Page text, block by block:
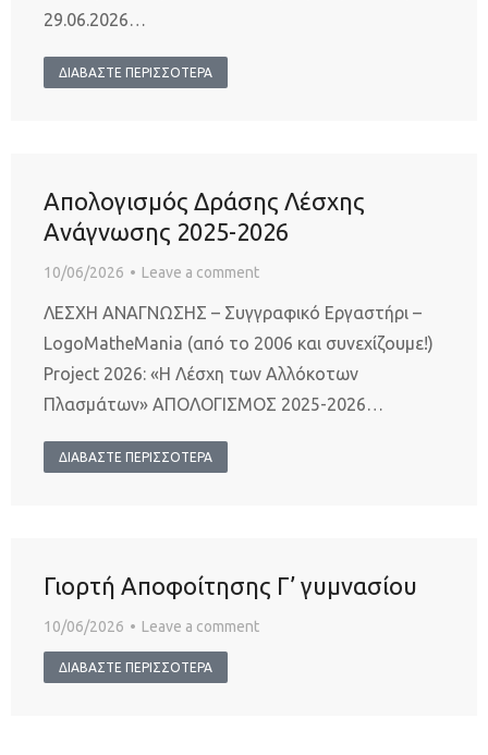
29.06.2026…
ΔΙΑΒΑΣΤΕ ΠΕΡΙΣΣΟΤΕΡΑ
Απολογισμός Δράσης Λέσχης
Ανάγνωσης 2025-2026
10/06/2026 Leave a comment
ΛΕΣΧΗ ΑΝΑΓΝΩΣΗΣ – Συγγραφικό Εργαστήρι –
LogoMatheMania (από το 2006 και συνεχίζουμε!)
Project 2026: «Η Λέσχη των Αλλόκοτων
Πλασμάτων» ΑΠΟΛΟΓΙΣΜΟΣ 2025-2026…
ΔΙΑΒΑΣΤΕ ΠΕΡΙΣΣΟΤΕΡΑ
Γιορτή Αποφοίτησης Γ’ γυμνασίου
10/06/2026 Leave a comment
ΔΙΑΒΑΣΤΕ ΠΕΡΙΣΣΟΤΕΡΑ